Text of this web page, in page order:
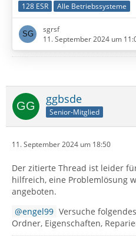
Betriebssystem: Windows 10
beide Betriebssysteme)
Kontenart: IMAP
Anbieter: self-hosted
AV: Unabhängig.Ein Gerät
Seit der Umstellung auf die
die Probleme. Teilweise
128 ESR Alle Betriebssysteme
sgrsf
11. September 2024 um
ggbsde
Senior-Mitglied
11. September 2024 um 18:50
Der zitierte Thread ist leider
hilfreich, eine Problemlösung
angeboten.
engel99 Versuche
Ordner, Eigenschaften,